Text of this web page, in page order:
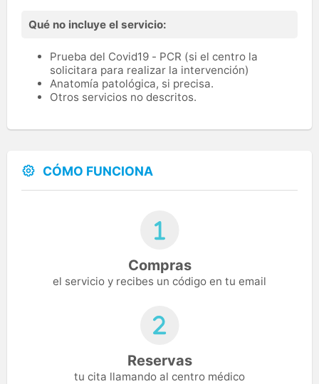
Qué no incluye el servicio:
Prueba del Covid19 - PCR (si el centro la
solicitara para realizar la intervención)
Anatomía patológica, si precisa.
Otros servicios no descritos.
CÓMO FUNCIONA
Compras
el servicio y recibes un código en tu email
Reservas
tu cita llamando al centro médico